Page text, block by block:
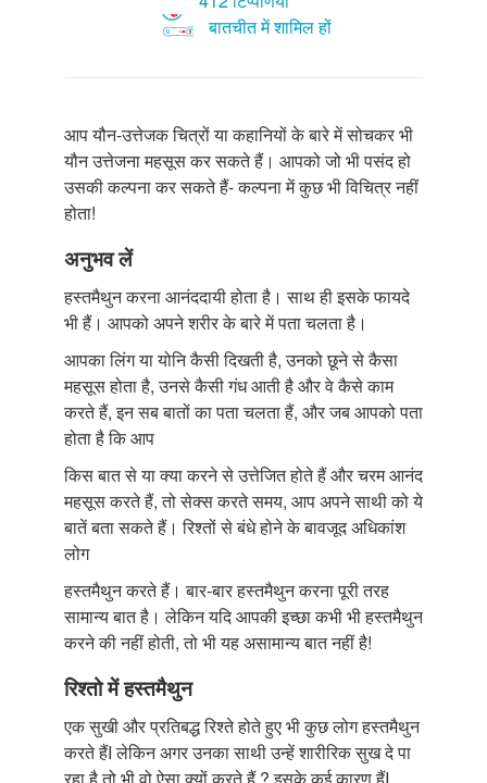
बातचीत में शामिल हों
आप यौन-उत्तेजक चित्रों या कहानियों के बारे में सोचकर भी
यौन उत्तेजना महसूस कर सकते हैं। आपको जो भी पसंद हो
उसकी कल्पना कर सकते हैं- कल्पना में कुछ भी विचित्र नहीं
होता!
अनुभव लें
हस्तमैथुन करना आनंददायी होता है। साथ ही इसके फायदे
भी हैं। आपको अपने शरीर के बारे में पता चलता है।
आपका लिंग या योनि कैसी दिखती है, उनको छूने से कैसा
महसूस होता है, उनसे कैसी गंध आती है और वे कैसे काम
करते हैं, इन सब बातों का पता चलता हैं, और जब आपको पता
होता है कि आप
किस बात से या क्या करने से उत्तेजित होते हैं और चरम आनंद
महसूस करते हैं, तो सेक्स करते समय, आप अपने साथी को ये
बातें बता सकते हैं। रिश्तों से बंधे होने के बावजूद अधिकांश
लोग
हस्तमैथुन करते हैं। बार-बार हस्तमैथुन करना पूरी तरह
सामान्य बात है। लेकिन यदि आपकी इच्छा कभी भी हस्तमैथुन
करने की नहीं होती, तो भी यह असामान्य बात नहीं है!
रिश्तो में हस्तमैथुन
एक सुखी और प्रतिबद्ध रिश्ते होते हुए भी कुछ लोग हस्तमैथुन
करते हैंI लेकिन अगर उनका साथी उन्हें शारीरिक सुख दे पा